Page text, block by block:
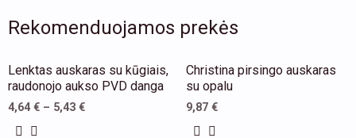
Rekomenduojamos prekės
Lenktas auskaras su kūgiais,
raudonojo aukso PVD danga
4,64€ – 5,43 €
This
product
has
multiple
Christina pirsingo auskaras
su opalu
9,87 €